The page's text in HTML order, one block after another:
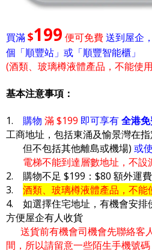
買滿$199 便可免費送到屋企
個「順豐站」或「順豐智能櫃」
(酒類、玻璃樽液體產品，不能使
基本注意事項：
1. 購物 滿 $199 即可享有全港
工商地址，包括東涌及愉景灣在指
但不包括其他離島或機場) 或
電梯不能到達層數地址，不設
2. 購物不足 $199：$80 額外運
3. 酒類、玻璃樽液體產品，不能
4. 如選擇住宅地址，有機會安排
方便屋企有人收貨
送貨前有機會司機會先聯絡客
間，所以請留意一些陌生手機號碼